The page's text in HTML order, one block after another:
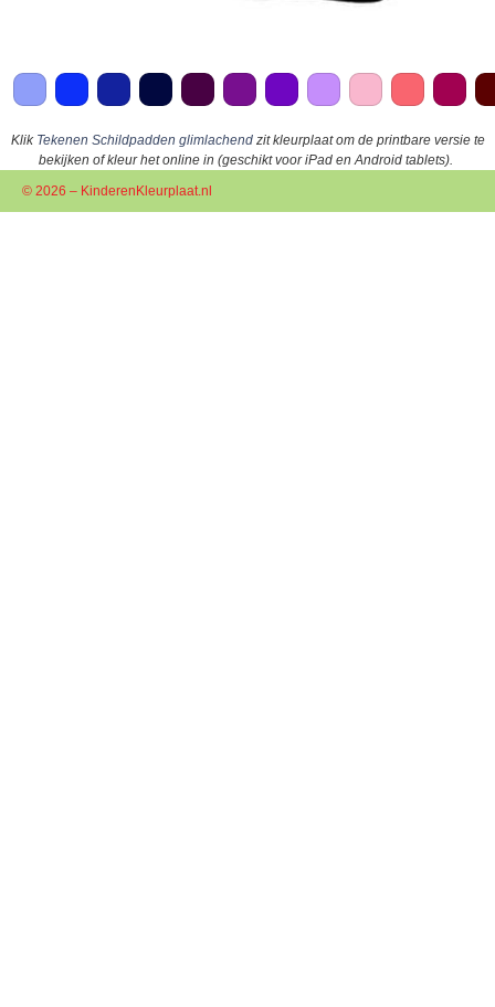
Klik Tekenen Schildpadden glimlachendzit kleurplaat om de printbare versie te
bekijken of kleur het online in (geschikt voor iPad en Android tablets).
© 2026 – KinderenKleurplaat.nl